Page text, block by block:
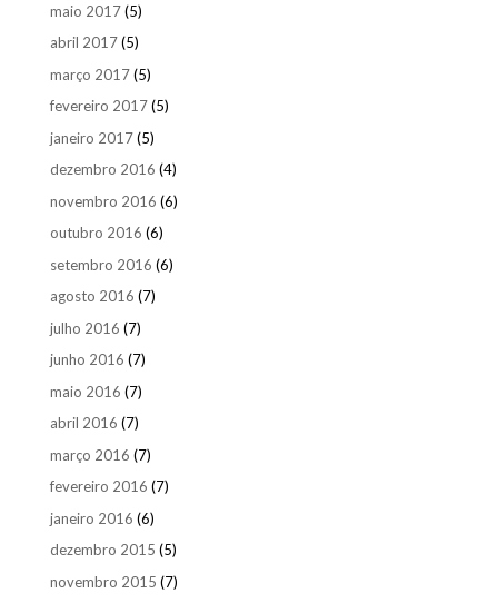
maio 2017(5)
abril 2017(5)
março 2017(5)
fevereiro 2017(5)
janeiro 2017(5)
dezembro 2016 (4)
novembro 2016 (6)
outubro 2016 (6)
setembro 2016 (6)
agosto 2016 (7)
julho 2016 (7)
junho 2016 (7)
maio 2016 (7)
abril 2016 (7)
março 2016 (7)
fevereiro 2016 (7)
janeiro 2016 (6)
dezembro 2015 (5)
novembro 2015 (7)